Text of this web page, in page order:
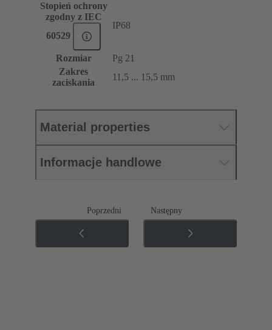
Stopień ochrony
zgodny z IEC
60529
IP68
Rozmiar
Pg 21
Zakres
zaciskania
11,5 ... 15,5 mm
Material properties
Informacje handlowe
Poprzedni Następny